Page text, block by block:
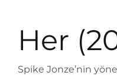
Her
Spike Jonze’nin